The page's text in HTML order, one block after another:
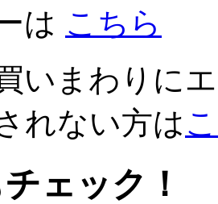
は こちら
いまわりに
れない方は
ェック！